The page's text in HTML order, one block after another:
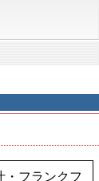
・フランクフ